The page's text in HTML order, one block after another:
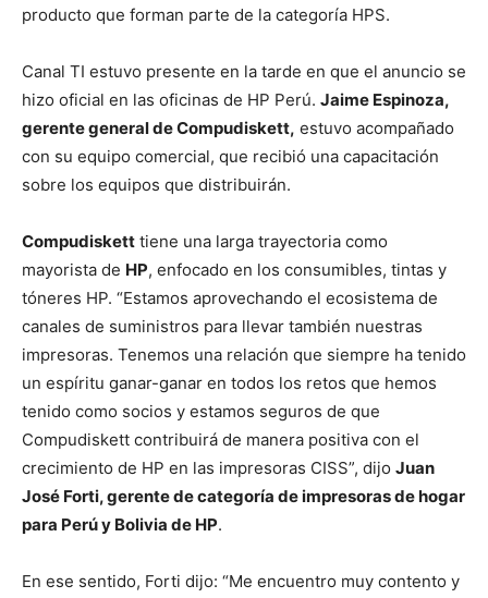
producto que forman parte de la categoría HPS.
Canal TI estuvo presente en la tarde en que el anuncio se
hizo oficial en las oficinas de HP Perú. Jaime Espinoza,
gerente general de Compudiskett, estuvo acompañado
con su equipo comercial, que recibió una capacitación
sobre los equipos que distribuirán.
Compudiskett tiene una larga trayectoria como
mayorista de HP, enfocado en los consumibles, tintas y
tóneres HP. “Estamos aprovechando el ecosistema de
canales de suministros para llevar también nuestras
impresoras. Tenemos una relación que siempre ha tenido
un espíritu ganar-ganar en todos los retos que hemos
tenido como socios y estamos seguros de que
Compudiskett contribuirá de manera positiva con el
crecimiento de HP en las impresoras CISS”, dijo Juan
José Forti, gerente de categoría de impresoras de hogar
para Perú y Bolivia de HP.
En ese sentido, Forti dijo: “Me encuentro muy contento y